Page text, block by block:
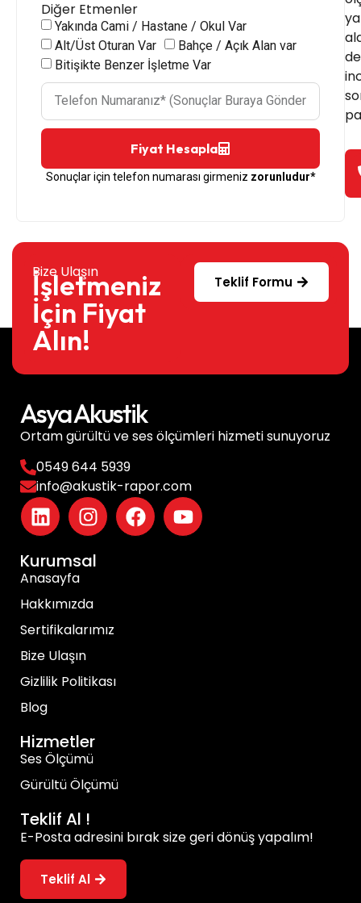
Diğer Etmenler
Yakında Cami / Hastane / Okul Var
Alt/Üst Oturan Var
Bahçe / Açık Alan var
Bitişikte Benzer İşletme Var
Fiyat Hesapla
Sonuçlar için telefon numarası girmeniz zorunludur*
Bize Ulaşın
İşletmeniz
İçin Fiyat
Alın!
Teklif Formu
Asya Akustik
Ortam gürültü ve ses ölçümleri hizmeti sunuyoruz
0549 644 5939
info@akustik-rapor.com
Kurumsal
Anasayfa
Hakkımızda
Sertifikalarımız
Bize Ulaşın
Gizlilik Politikası
Blog
Hizmetler
Ses Ölçümü
Gürültü Ölçümü
Teklif Al !
E-Posta adresini bırak size geri dönüş yapalım!
Teklif Al